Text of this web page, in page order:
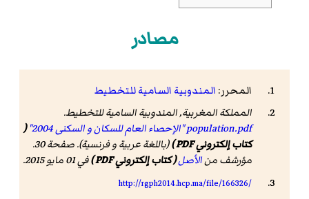
مصادر
المحرر: المندوبية السامية للتخطيط
المملكة المغربية, المندوبية السامية للتخطيط.
population.pdf "الإحصاء العام للسكان و السكنى 2004"
(
كتاب إلكتروني PDF )
(باللغة عربية و فرنسية). صفحة 30.
مؤرشف منالأصل( كتاب إلكتروني PDF ) في 01 مايو 2015 .
http://rgph2014.hcp.ma/file/166326/